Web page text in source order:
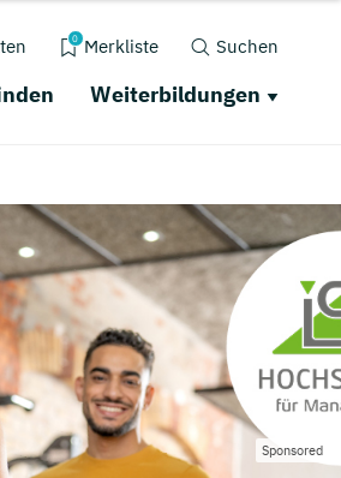
0 Merkliste Suchen
Weiterbildungen
Sponsored